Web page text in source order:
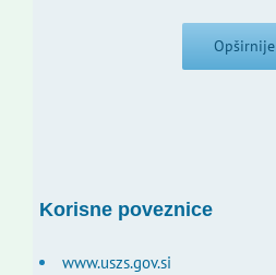
Opširnije
Korisne poveznice
www.uszs.gov.si